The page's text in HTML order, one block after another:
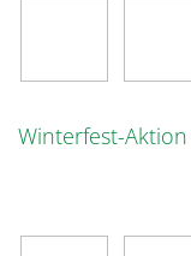
Winterfest-